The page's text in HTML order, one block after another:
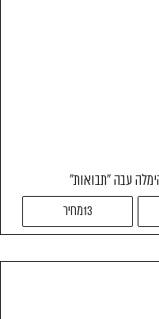
עבה "תבואות"
13מחיר